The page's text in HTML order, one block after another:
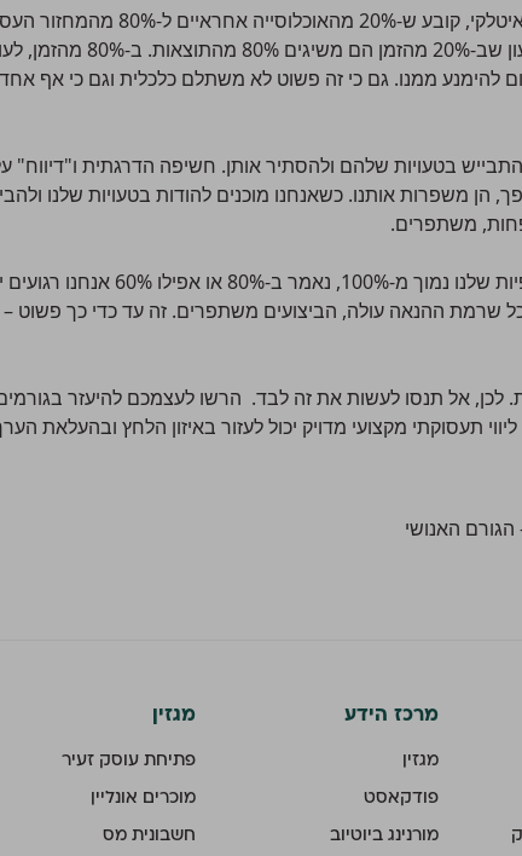
עקרון פארטו, על שם הכלכלן
על אנשים פרפקציוניסטים
להימנע ממנו. גם כי זה פשוט לא משתלם כלכלית וגם כי אף
בטעויות שלהם ולהסתיר אותן. חשיפה הדרגתית ו"דיווח" על
הן משפרות אותנו. כשאנחנו מוכנים להודות בטעויות שלנו
משתפרים.
כשאנחנו ממקמים את רף הציפיות
שרמת ההנאה עולה, הביצועים משתפרים. זה עד כדי כך פשוט –
לכן, אל תנסו לעשות את זה לבד. הרשו לעצמכם להיעזר
תעסוקתי מקצועי מדויק יכול לעזור באיזון הלחץ ובהעלאת
הגורם האנושי
מרכז הידע
מגזין
פודקאסט
מורנינג ביוטיוב
מגזין
פתיחת עוסק זעיר
מוכרים אונליין
חשבונית מס